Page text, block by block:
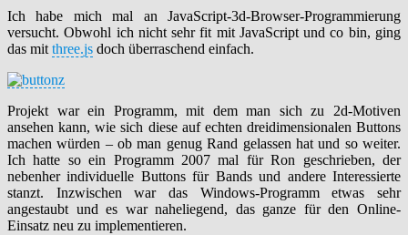
Ich habe mich mal an JavaScript-3d-Browser-Programmierung
versucht. Obwohl ich nicht sehr fit mit JavaScript und co bin, ging
das mit three.js doch überraschend einfach.
Projekt war ein Programm, mit dem man sich zu 2d-Motiven
ansehen kann, wie sich diese auf echten dreidimensionalen Buttons
machen würden – ob man genug Rand gelassen hat und so weiter.
Ich hatte so ein Programm 2007 mal für Ron geschrieben, der
nebenher individuelle Buttons für Bands und andere Interessierte
stanzt. Inzwischen war das Windows-Programm etwas sehr
angestaubt und es war naheliegend, das ganze für den Online-
Einsatz neu zu implementieren.